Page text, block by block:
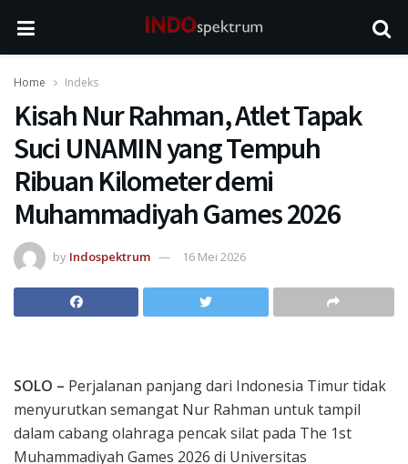
Home Indeks
Kisah Nur Rahman, Atlet Tapak
Suci UNAMIN yang Tempuh
Ribuan Kilometer demi
Muhammadiyah Games 2026
by Indospektrum 16 Mei 2026
SOLO – Perjalanan panjang dari Indonesia Timur tidak
menyurutkan semangat Nur Rahman untuk tampil
dalam cabang olahraga pencak silat pada The 1st
Muhammadiyah Games 2026 di Universitas